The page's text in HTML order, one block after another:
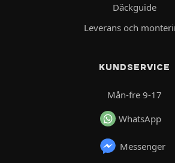
Däckguide
Leverans och
KUNDSERVICE
Mån-fre 9-17
WhatsApp
Messenger